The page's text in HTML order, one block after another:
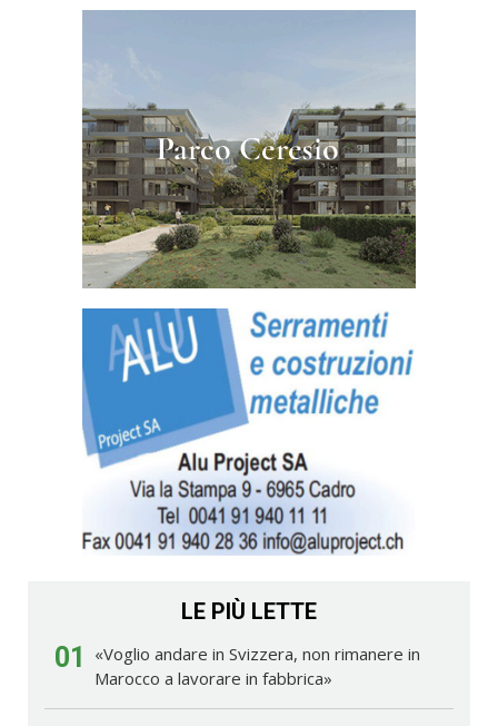
LE PIÙ LETTE
01
«Voglio andare in Svizzera, non rimanere in
Marocco a lavorare in fabbrica»